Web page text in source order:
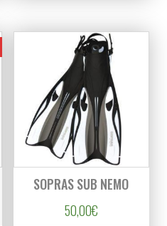
58,00€.
actual es: 49,30€.
SOPRAS SUB NEMO
50,00€